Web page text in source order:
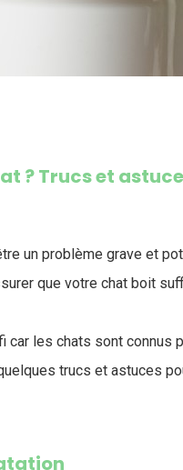
? Trucs et
un problème grave et
que votre chat boit
car les chats sont connus
trucs et astuces